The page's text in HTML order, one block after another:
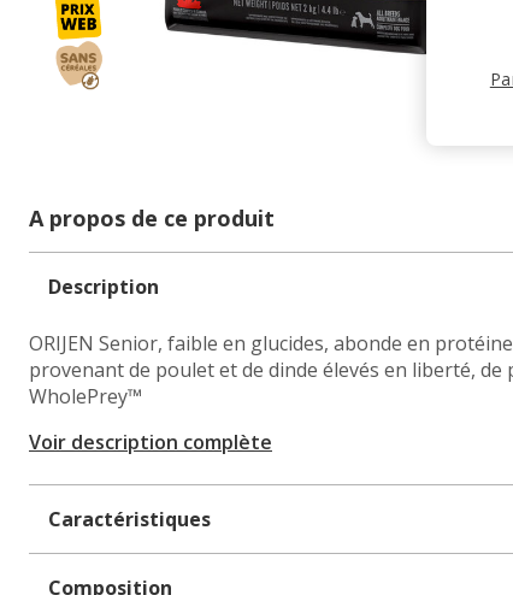
A propos de ce produit
Description
ORIJEN Senior, faible en glucides, abonde en
provenant de poulet et de dinde élevés en liberté,
WholePrey™
Voir description complète
Caractéristiques
Composition